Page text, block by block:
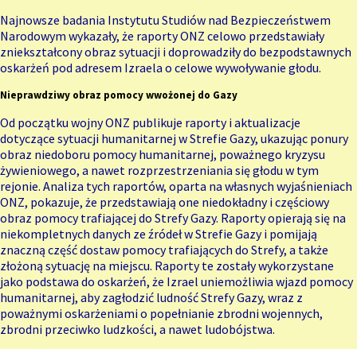
Najnowsze badania Instytutu Studiów nad Bezpieczeństwem
Narodowym wykazały, że raporty ONZ celowo przedstawiały
zniekształcony obraz sytuacji i doprowadziły do bezpodstawnych
oskarżeń pod adresem Izraela o celowe wywoływanie głodu.
Nieprawdziwy obraz pomocy wwożonej do Gazy
Od początku wojny ONZ publikuje raporty i aktualizacje
dotyczące sytuacji humanitarnej w Strefie Gazy, ukazując ponury
obraz niedoboru pomocy humanitarnej, poważnego kryzysu
żywieniowego, a nawet rozprzestrzeniania się głodu w tym
rejonie. Analiza tych raportów, oparta na własnych wyjaśnieniach
ONZ, pokazuje, że przedstawiają one niedokładny i częściowy
obraz pomocy trafiającej do Strefy Gazy. Raporty opierają się na
niekompletnych danych ze źródeł w Strefie Gazy i pomijają
znaczną część dostaw pomocy trafiających do Strefy, a także
złożoną sytuację na miejscu. Raporty te zostały wykorzystane
jako podstawa do oskarżeń, że Izrael uniemożliwia wjazd pomocy
humanitarnej, aby zagłodzić ludność Strefy Gazy, wraz z
poważnymi oskarżeniami o popełnianie zbrodni wojennych,
zbrodni przeciwko ludzkości, a nawet ludobójstwa.